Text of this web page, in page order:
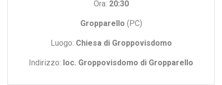
Ora: 20:30
Gropparello (PC)
Luogo: Chiesa di Groppovisdomo
Indirizzo: loc. Groppovisdomo di Gropparello